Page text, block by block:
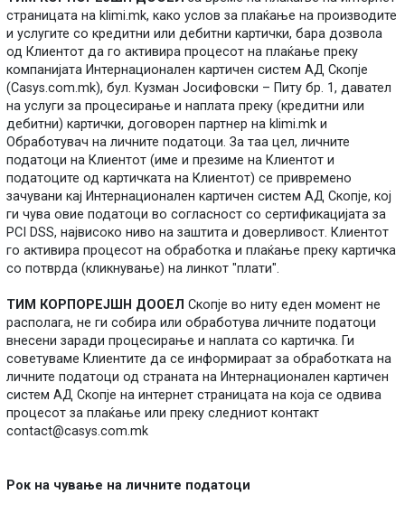
страницата на klimi.mk, како услов за плаќање на производите
и услугите со кредитни или дебитни картички, бара дозвола
од Клиентот да го активира процесот на плаќање преку
компанијата Интернационален картичен систем АД Скопје
(Casys.com.mk), бул. Кузман Јосифовски – Питу бр. 1, давател
на услуги за процесирање и наплата преку (кредитни или
дебитни) картички, договорен партнер на klimi.mk и
Обработувач на личните податоци. За таа цел, личните
податоци на Клиентот (име и презиме на Клиентот и
податоците од картичката на Клиентот) се привремено
зачувани кај Интернационален картичен систем АД Скопје, кој
ги чува овие податоци во согласност со сертификацијата за
PCI DSS, највисоко ниво на заштита и доверливост. Клиентот
го активира процесот на обработка и плаќање преку картичка
со потврда (кликнување) на линкот "плати".
ТИМ КОРПОРЕЈШН ДООЕЛ Скопје во ниту еден момент не
располага, не ги собира или обработува личните податоци
внесени заради процесирање и наплата со картичка. Ги
советуваме Клиентите да се информираат за обработката на
личните податоци од страната на Интернационален картичен
систем АД Скопје на интернет страницата на која се одвива
процесот за плаќање или преку следниот контакт
contact@casys.com.mk
Рок на чување на личните податоци